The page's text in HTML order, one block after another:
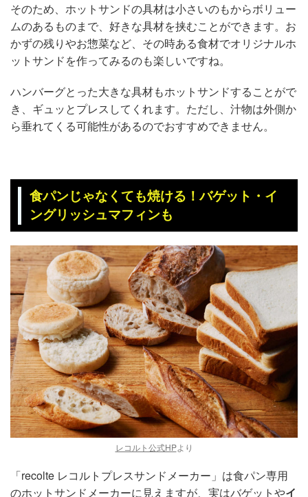
そのため、ホットサンドの具材は小さいのもからボリュー
ムのあるものまで、好きな具材を挟むことができます。お
かずの残りやお惣菜など、その時ある食材でオリジナルホ
ットサンドを作ってみるのも楽しいですね。
ハンバーグとった大きな具材もホットサンドすることがで
き、ギュッとプレスしてくれます。ただし、汁物は外側か
ら垂れてくる可能性があるのでおすすめできません。
食パンじゃなくても焼ける！バゲット・イ
ングリッシュマフィンも
レコルト公式HPより
「recolte レコルトプレスサンドメーカー」は食パン専用
のホットサンドメーカーに見えますが、実はバゲットやイ